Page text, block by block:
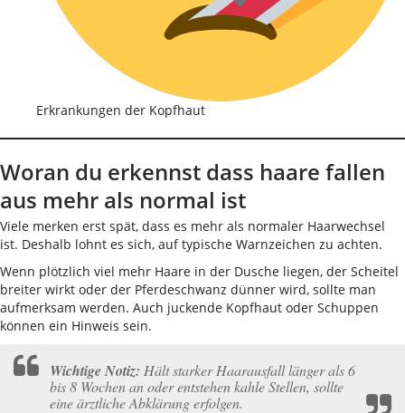
Erkrankungen der Kopfhaut
Woran du erkennst dass haare fallen
aus mehr als normal ist
Viele merken erst spät, dass es mehr als normaler Haarwechsel
ist. Deshalb lohnt es sich, auf typische Warnzeichen zu achten.
Wenn plötzlich viel mehr Haare in der Dusche liegen, der Scheitel
breiter wirkt oder der Pferdeschwanz dünner wird, sollte man
aufmerksam werden. Auch juckende Kopfhaut oder Schuppen
können ein Hinweis sein.
Wichtige Notiz: Hält starker Haarausfall länger als 6
bis 8 Wochen an oder entstehen kahle Stellen, sollte
eine ärztliche Abklärung erfolgen.